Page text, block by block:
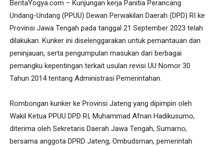
BeritaYogya.com – Kunjungan kerja Panitia Perancang
Undang-Undang (PPUU) Dewan Perwakilan Daerah (DPD) RI ke
Provinsi Jawa Tengah pada tanggal 21 September 2023 telah
dilakukan. Kunker ini diselenggarakan untuk pemantauan dan
peninjauan, serta pengumpulan masukan dari berbagai
pemangku kepentingan terkait usulan revisi UU Nomor 30
Tahun 2014 tentang Administrasi Pemerintahan.
Rombongan kunker ke Provinsi Jateng yang dipimpin oleh
Wakil Ketua PPUU DPD RI, Muhammad Afnan Hadikusumo,
diterima oleh Sekretaris Daerah Jawa Tengah, Sumarno,
bersama anggota DPRD Jateng, Ombudsman, pemerintah